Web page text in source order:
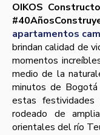
OIKOS
apartamentos
brindan calidad de
momentos
medio de la
minutos de
estas
rodeado de
orientales del río